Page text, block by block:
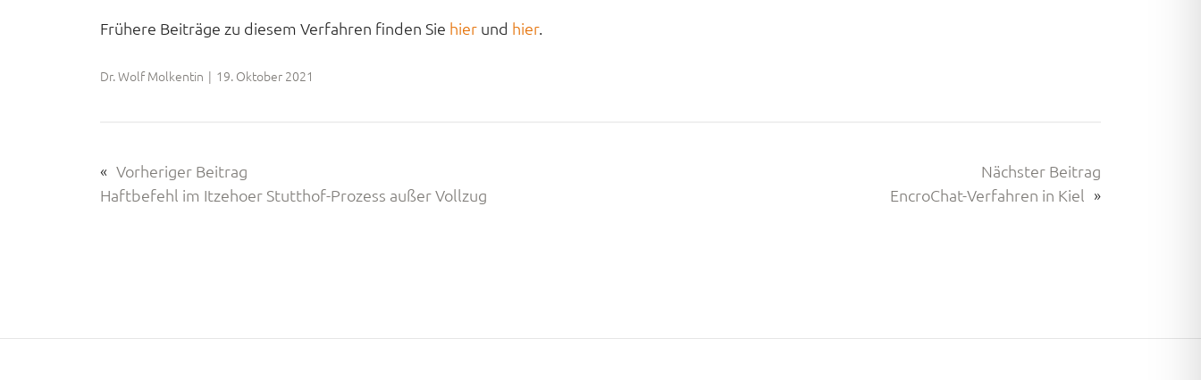
Frühere Beiträge zu diesem Verfahren finden Sie hier und hier.
Dr. Wolf Molkentin | 19. Oktober 2021
« Vorheriger Beitrag
Haftbefehl im Itzehoer Stutthof-Prozess außer Vollzug
Nächster Beitrag
EncroChat-Verfahren in Kiel »